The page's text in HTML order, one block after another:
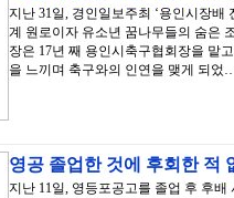
지난 31일, 경인일보주최 ‘용인시장
계 원로이자 유소년 꿈나무들의 숨은
장은 17년 째 용인시축구협회장을 맡
을 느끼며 축구와의 인연을 맺게 되었
영공 졸업한 것에 후회한 적
지난 11일, 영등포공고를 졸업 후 후